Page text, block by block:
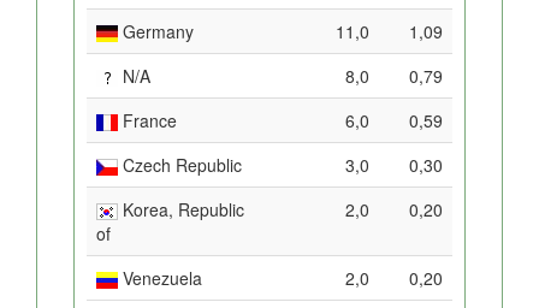
Germany
11,0
1,09
N/A
8,0
0,79
France
6,0
0,59
Czech Republic
3,0
0,30
Korea, Republic
of
2,0 0,20
Venezuela 2,0
0,20